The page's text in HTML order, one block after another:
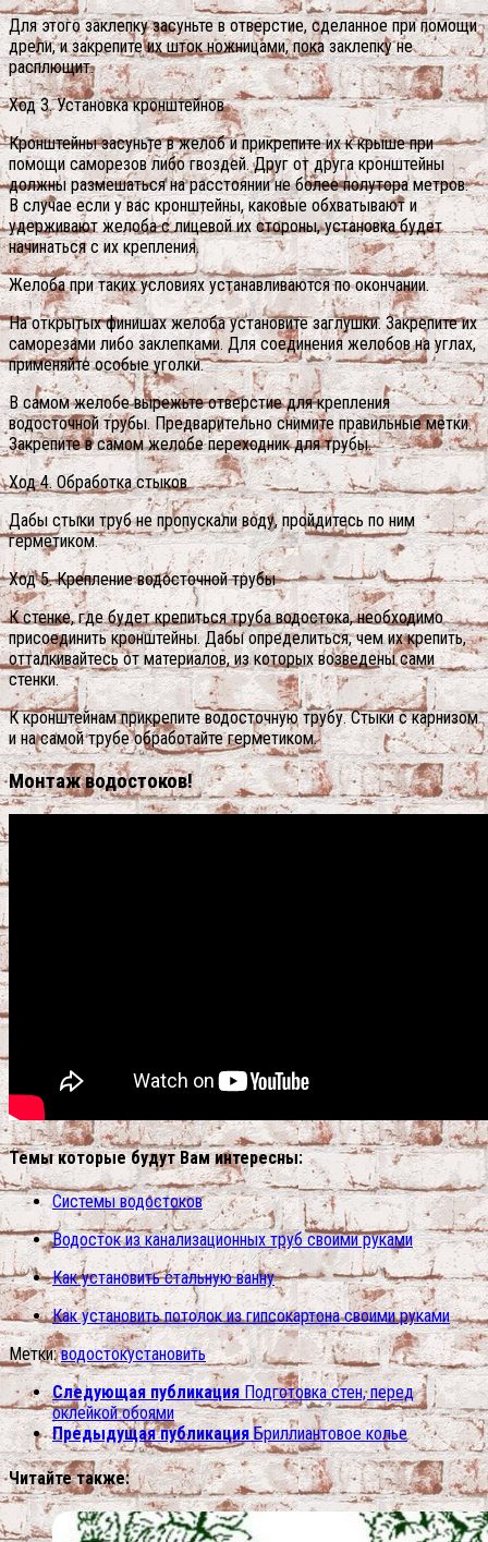
Для этого заклепку засуньте в отверстие, сделанное при помощи
дрели, и закрепите их шток ножницами, пока заклепку не
расплющит.
Ход 3. Установка кронштейнов
Кронштейны засуньте в желоб и прикрепите их к крыше при
помощи саморезов либо гвоздей. Друг от друга кронштейны
должны размешаться на расстоянии не более полутора метров.
В случае если у вас кронштейны, каковые обхватывают и
удерживают желоба с лицевой их стороны, установка будет
начинаться с их крепления.
Желоба при таких условиях устанавливаются по окончании.
На открытых финишах желоба установите заглушки. Закрепите их
саморезами либо заклепками. Для соединения желобов на углах,
применяйте особые уголки.
В самом желобе вырежьте отверстие для крепления
водосточной трубы. Предварительно снимите правильные метки.
Закрепите в самом желобе переходник для трубы.
Ход 4. Обработка стыков
Дабы стыки труб не пропускали воду, пройдитесь по ним
герметиком.
Ход 5. Крепление водосточной трубы
К стенке, где будет крепиться труба водостока, необходимо
присоединить кронштейны. Дабы определиться, чем их крепить,
отталкивайтесь от материалов, из которых возведены сами
стенки.
К кронштейнам прикрепите водосточную трубу. Стыки с карнизом
и на самой трубе обработайте герметиком.
Монтаж водостоков!
Темы которые будут Вам интересны:
Системы водостоков
Водосток из канализационных труб своими руками
Как установить стальную ванну
Как установить потолок из гипсокартона своими руками
Метки: водостокустановить
Следующая публикация Подготовка стен, перед
оклейкой обоями
Предыдущая публикация Бриллиантовое колье
Читайте также: